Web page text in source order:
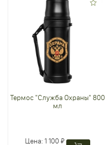
Термос "Служба Охраны" 800
мл
Цена:1 100 ₽